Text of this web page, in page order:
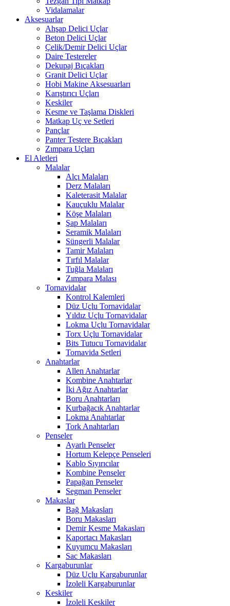
Vidalamalar
Aksesuarlar
Ahşap Delici Uçlar
Beton Delici Uçlar
Çelik/Demir Delici Uçlar
Daire Testereler
Dekupaj Bıçakları
Granit Delici Uçlar
Hobi Makine Aksesuarları
Karıştırıcı Uçları
Keskiler
Kesme ve Taşlama Diskleri
Matkap Uç ve Setleri
Pançlar
Panter Testere Bıçakları
Zımpara Uçları
El Aletleri
Malalar
Alçı Malaları
Derz Malaları
Kaleterasit Malalar
Kauçuklu Malalar
Köşe Malaları
Şap Malaları
Seramik Malaları
Süngerli Malalar
Tamir Malaları
Tırfıl Malalar
Tuğla Malaları
Zımpara Malası
Tornavidalar
Kontrol Kalemleri
Düz Uçlu Tornavidalar
Yıldız Uçlu Tornavidalar
Lokma Uçlu Tornavidalar
Torx Uçlu Tornavidalar
Bits Tutucu Tornavidalar
Tornavida Setleri
Anahtarlar
Allen Anahtarlar
Kombine Anahtarlar
İki Ağız Anahtarlar
Boru Anahtarları
Kurbağacık Anahtarlar
Lokma Anahtarlar
Tork Anahtarları
Penseler
Ayarlı Penseler
Hortum Kelepçe Penseleri
Kablo Sıyırıcılar
Kombine Penseler
Papağan Penseler
Segman Penseler
Makaslar
Bağ Makasları
Boru Makasları
Demir Kesme Makasları
Kaportacı Makasları
Kuyumcu Makasları
Sac Makasları
Kargaburunlar
Düz Uçlu Kargaburunlar
İzoleli Kargaburunlar
Keskiler
İzoleli Keskiler